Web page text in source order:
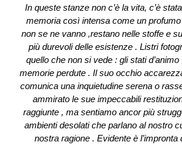
In queste stanze non c’è la vita, c’è
memoria così intensa come un
non se ne vanno ,restano nelle stoffe e
più durevoli delle esistenze . Listri
quello che non si vede : gli stati
memorie perdute . Il suo occhio
comunica una inquietudine serena o
ammirato le sue impeccabili
raggiunte , ma sentiamo ancor più
ambienti desolati che parlano al nostro
nostra ragione . Evidente è l’impronta